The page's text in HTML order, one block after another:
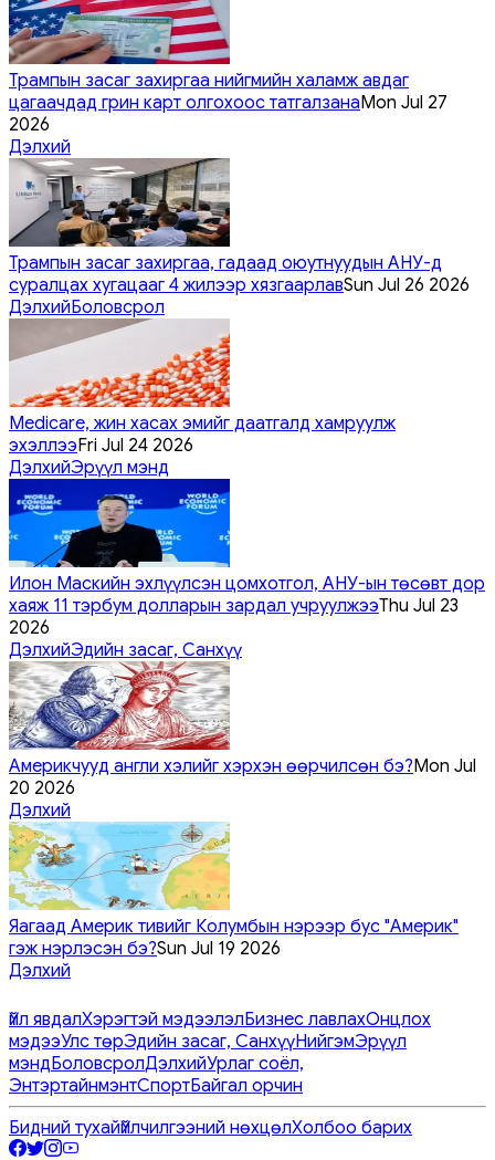
Трампын засаг захиргаа нийгмийн халамж авдаг
цагаачдад грин карт олгохоос татгалзанаMon Jul 27
2026
Дэлхий
Трампын засаг захиргаа, гадаад оюутнуудын АНУ-д
суралцах хугацааг 4 жилээр хязгаарлавSun Jul 26 2026
ДэлхийБоловсрол
Medicare, жин хасах эмийг даатгалд хамруулж
эхэллээFri Jul 24 2026
ДэлхийЭрүүл мэнд
Илон Маскийн эхлүүлсэн цомхотгол, АНУ-ын төсөвт дор
хаяж 11 тэрбум долларын зардал учруулжээThu Jul 23
2026
ДэлхийЭдийн засаг, Санхүү
Америкчууд англи хэлийг хэрхэн өөрчилсөн бэ?Mon Jul
20 2026
Дэлхий
Яагаад Америк тивийг Колумбын нэрээр бус "Америк"
гэж нэрлэсэн бэ?Sun Jul 19 2026
Дэлхий
Үйл явдалХэрэгтэй мэдээлэлБизнес лавлахОнцлох
мэдээУлс төрЭдийн засаг, СанхүүНийгэмЭрүүл
мэндБоловсролДэлхийУрлаг соёл,
ЭнтэртайнмэнтСпортБайгал орчин
Бидний тухайҮйлчилгээний нөхцөлХолбоо барих